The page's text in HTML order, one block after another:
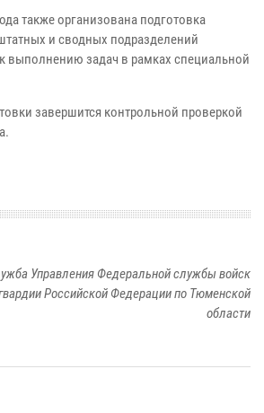
также организована подготовка
и сводных подразделений
выполнению задач в рамках специальной
завершится контрольной проверкой
Управления Федеральной службы войск
Российской Федерации по Тюменской
области